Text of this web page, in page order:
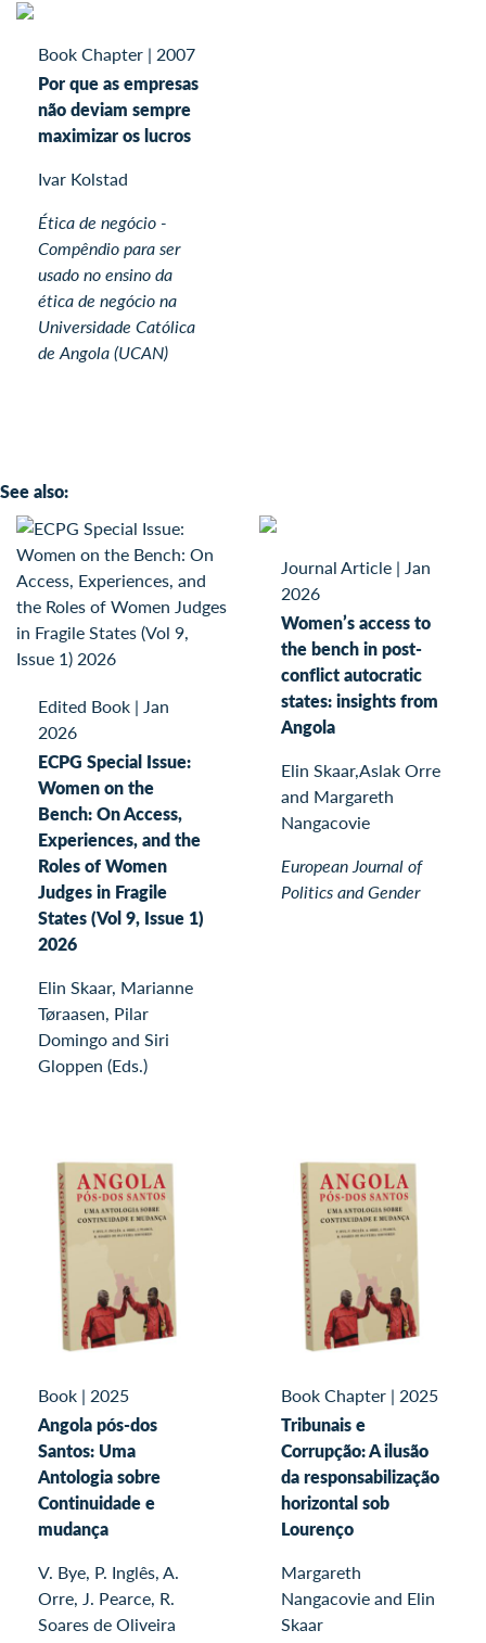
Book Chapter | 2007
Por que as empresas
não deviam sempre
maximizar os lucros
Ivar Kolstad
Ética de negócio -
Compêndio para ser
usado no ensino da
ética de negócio na
Universidade Católica
de Angola (UCAN)
See also:
Edited Book | Jan
2026
ECPG Special Issue:
Women on the
Bench: On Access,
Experiences, and the
Roles of Women
Judges in Fragile
States (Vol 9, Issue 1)
2026
Elin Skaar, Marianne
Tøraasen, Pilar
Domingo and Siri
Gloppen (Eds.)
Journal Article | Jan
2026
Women’s access to
the bench in post-
conflict autocratic
states: insights from
Angola
Elin Skaar,Aslak Orre
and Margareth
Nangacovie
European Journal of
Politics and Gender
Book | 2025
Angola pós-dos
Santos: Uma
Antologia sobre
Continuidade e
mudança
V. Bye, P. Inglês, A.
Orre, J. Pearce, R.
Soares de Oliveira
Book Chapter | 2025
Tribunais e
Corrupção: A ilusão
da responsabilização
horizontal sob
Lourenço
Margareth
Nangacovie and Elin
Skaar